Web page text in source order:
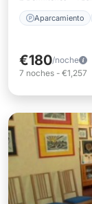
Aparcamiento
€180/noche
7 noches - €1,257